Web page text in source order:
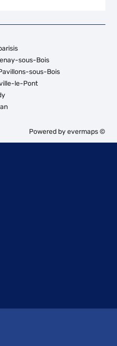
sous-Bois
sous-Bois
le-Pont
Powered byevermaps ©